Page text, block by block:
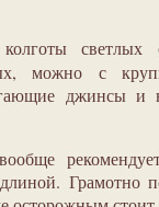
светлых
можно с
джинсы и
Грамотно